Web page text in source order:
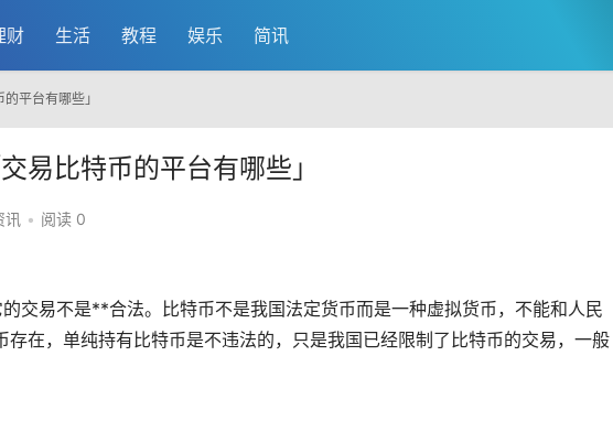
财 生活 教程 娱乐 简讯
平台有哪些」
易比特币的平台有哪些」
讯 • 阅读 0
的交易不是**合法。比特币不是我国法定货币而是一种虚拟货币，不能和人民
在，单纯持有比特币是不违法的，只是我国已经限制了比特币的交易，一般